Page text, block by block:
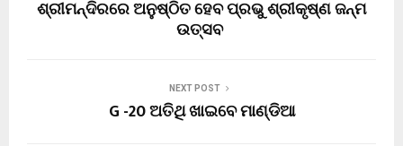
ଶ୍ରୀମନ୍ଦିରରେ ଅନୁଷ୍ଠିତ ହେବ ପ୍ରଭୁ ଶ୍ରୀକୃଷ୍ଣ ଜନ୍ମ
ଉତ୍ସବ
NEXT POST
G -20 ଅତିଥି ଖାଇବେ ମାଣ୍ଡିଆ